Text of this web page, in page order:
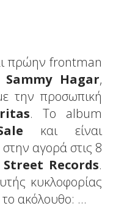
πρώην frontman
Sammy Hagar,
την προσωπική
. Το album
και είναι
αγορά στις 8
Records.
κυκλοφορίας
το ακόλουθο: ...